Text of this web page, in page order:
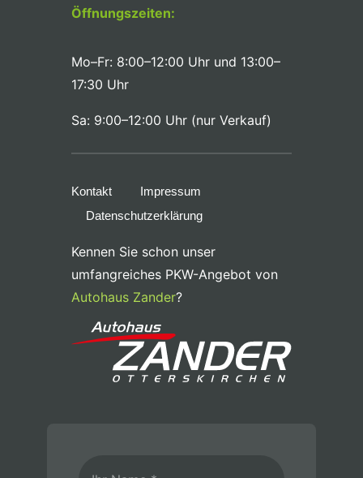
Öffnungszeiten:
Mo–Fr: 8:00–12:00 Uhr und 13:00–
17:30 Uhr
Sa: 9:00–12:00 Uhr (nur Verkauf)
Kontakt
Impressum
Datenschutzerklärung
Kennen Sie schon unser
umfangreiches PKW-Angebot von
Autohaus Zander?